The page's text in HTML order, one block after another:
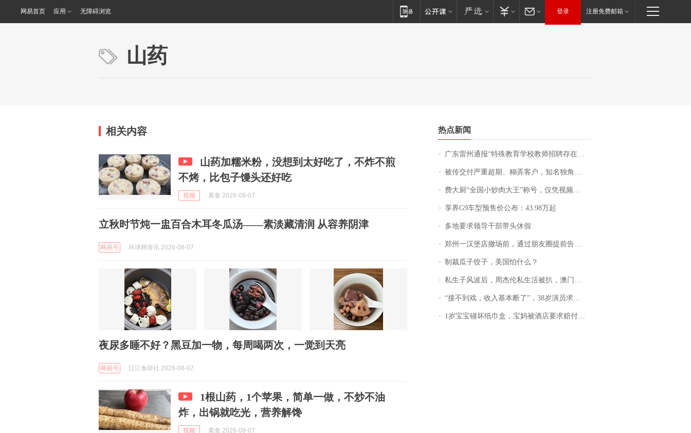
网易首页 应用 无障碍浏览 登录 注册免费邮箱
山药
相关内容
山药加糯米粉，没想到太好吃了，不炸不煎
不烤，比包子馒头还好吃
视频 素食 2026-08-07
立秋时节炖一盅百合木耳冬瓜汤——素淡藏清润 从容养阴津
网易号 环球网资讯 2026-08-07
夜尿多睡不好？黑豆加一物，每周喝两次，一觉到天亮
网易号 江江食研社 2026-08-07
1根山药，1个苹果，简单一做，不炒不油
炸，出锅就吃光，营养解馋
视频 素食 2026-08-07
热点新闻
广东雷州通报“特殊教育学校教师招聘存在违规行为”：已启动问责程序 副校长被停职
被传交付严重超期、糊弄客户，知名独角兽车企创始人回应：都没证据，将依法采取措施，“本人长期与美国交管局保持沟通，对方表示肯定”
费大厨“全国小炒肉大王”称号，仅凭视频评出？中国烹饪协会回应
享界G9车型预售价公布：43.98万起
多地要求领导干部带头休假
郑州一汉堡店撤场前，通过朋友圈提前告知逐一退费，有顾客仅剩1元也全被退回，分文不少；顾客：言而有信，让人感动
制裁瓜子饺子，美国怕什么？
私生子风波后，周杰伦私生活被扒，澳门输10亿传闻早已经水落石出
“接不到戏，收入基本断了”，38岁演员求职景区NPC：工作量断崖式下跌，留给我试错的时间不多了
1岁宝宝碰坏纸巾盒，宝妈被酒店要求赔付924元！三亚一酒店回复：骨瓷定制！网友一查价格，吵翻了